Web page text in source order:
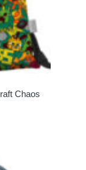
Chaos